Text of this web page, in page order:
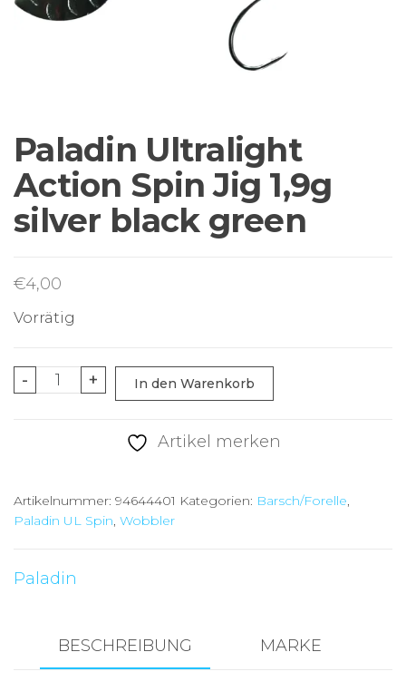
Paladin Ultralight
Action Spin Jig 1,9g
silver black green
€4,00
Vorrätig
-
Paladin
1,9g
silver
green
+ In den Warenkorb
Artikel merken
Artikelnummer: 94644401 Kategorien: Barsch/Forelle,
Paladin UL Spin, Wobbler
Paladin
BESCHREIBUNG MARKE